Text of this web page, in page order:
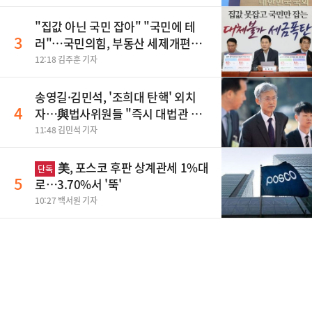
3
"집값 아닌 국민 잡아" "국민에 테
러"…국민의힘, 부동산 세제개편안
맹폭
12:18 김주훈 기자
4
송영길·김민석, '조희대 탄핵' 외치
자…與법사위원들 "즉시 대법관 제
청하라"
11:48 김민석 기자
5
단독 美, 포스코 후판 상계관세 1%대
로…3.70%서 '뚝'
10:27 백서원 기자